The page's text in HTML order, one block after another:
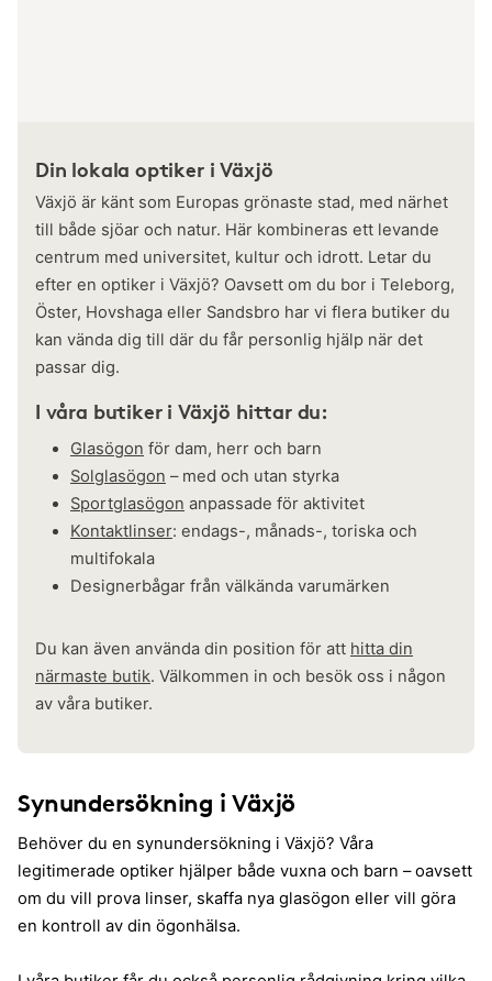
Din lokala optiker i Växjö
Växjö är känt som Europas grönaste stad, med närhet
till både sjöar och natur. Här kombineras ett levande
centrum med universitet, kultur och idrott. Letar du
efter en optiker i Växjö? Oavsett om du bor i Teleborg,
Öster, Hovshaga eller Sandsbro har vi flera butiker du
kan vända dig till där du får personlig hjälp när det
passar dig.
I våra butiker i Växjö hittar du:
Glasögon för dam, herr och barn
Solglasögon – med och utan styrka
Sportglasögon anpassade för aktivitet
Kontaktlinser: endags-, månads-, toriska och
multifokala
Designerbågar från välkända varumärken
Du kan även använda din position för att hitta din
närmaste butik. Välkommen in och besök oss i någon
av våra butiker.
Synundersökning i Växjö
Behöver du en synundersökning i Växjö? Våra
legitimerade optiker hjälper både vuxna och barn – oavsett
om du vill prova linser, skaffa nya glasögon eller vill göra
en kontroll av din ögonhälsa.